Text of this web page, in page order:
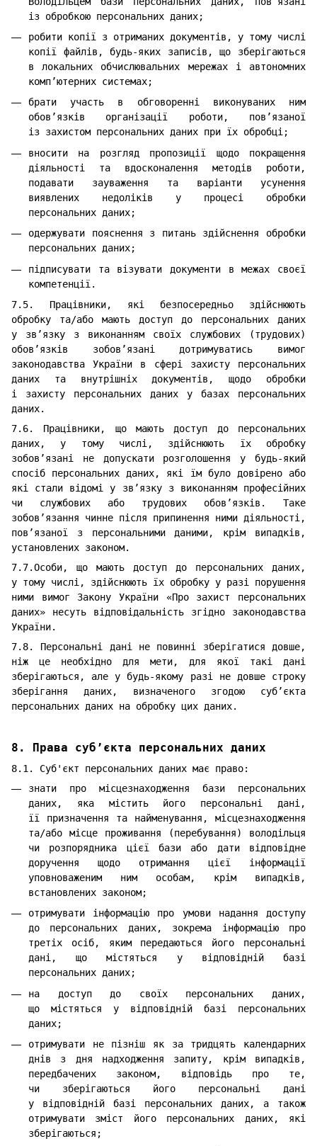
із обробкою персональних даних;
робити копії з отриманих документів, у тому числі
копії файлів, будь-яких записів, що зберігаються
в локальних обчислювальних мережах і автономних
комп’ютерних системах;
брати участь в обговоренні виконуваних ним
обов’язків організації роботи, пов’язаної
із захистом персональних даних при їх обробці;
вносити на розгляд пропозиції щодо покращення
діяльності та вдосконалення методів роботи,
подавати зауваження та варіанти усунення
виявлених недоліків у процесі обробки
персональних даних;
одержувати пояснення з питань здійснення обробки
персональних даних;
підписувати та візувати документи в межах своєї
компетенції.
7.5. Працівники, які безпосередньо здійснюють
обробку та/або мають доступ до персональних даних
у зв’язку з виконанням своїх службових (трудових)
обов’язків зобов’язані дотримуватись вимог
законодавства України в сфері захисту персональних
даних та внутрішніх документів, щодо обробки
і захисту персональних даних у базах персональних
даних.
7.6. Працівники, що мають доступ до персональних
даних, у тому числі, здійснюють їх обробку
зобов’язані не допускати розголошення у будь-який
спосіб персональних даних, які їм було довірено або
які стали відомі у зв’язку з виконанням професійних
чи службових або трудових обов’язків. Таке
зобов’язання чинне після припинення ними діяльності,
пов’язаної з персональними даними, крім випадків,
установлених законом.
7.7.Особи, що мають доступ до персональних даних,
у тому числі, здійснюють їх обробку у разі порушення
ними вимог Закону України «Про захист персональних
даних» несуть відповідальність згідно законодавства
України.
7.8. Персональні дані не повинні зберігатися довше,
ніж це необхідно для мети, для якої такі дані
зберігаються, але у будь-якому разі не довше строку
зберігання даних, визначеного згодою суб’єкта
персональних даних на обробку цих даних.
8. Права суб’єкта персональних даних
8.1. Суб'єкт персональних даних має право:
знати про місцезнаходження бази персональних
даних, яка містить його персональні дані,
її призначення та найменування, місцезнаходження
та/або місце проживання (перебування) володільця
чи розпорядника цієї бази або дати відповідне
доручення щодо отримання цієї інформації
уповноваженим ним особам, крім випадків,
встановлених законом;
отримувати інформацію про умови надання доступу
до персональних даних, зокрема інформацію про
третіх осіб, яким передаються його персональні
дані, що містяться у відповідній базі
персональних даних;
на доступ до своїх персональних даних,
що містяться у відповідній базі персональних
даних;
отримувати не пізніш як за тридцять календарних
днів з дня надходження запиту, крім випадків,
передбачених законом, відповідь про те,
чи зберігаються його персональні дані
у відповідній базі персональних даних, а також
отримувати зміст його персональних даних, які
зберігаються;